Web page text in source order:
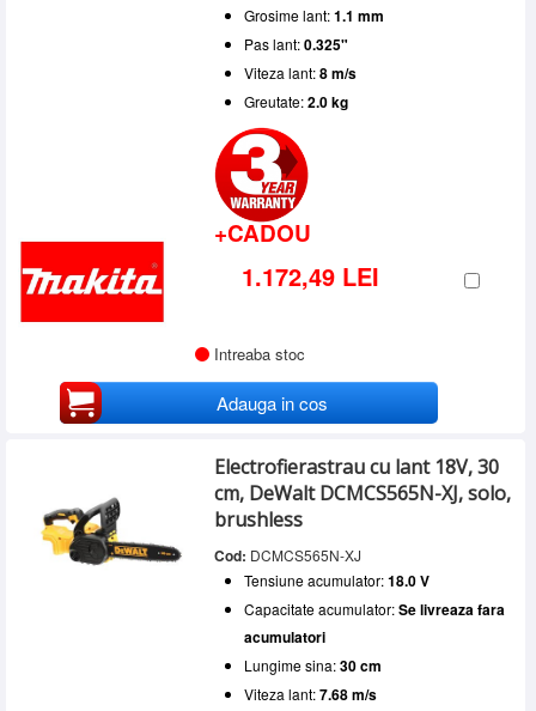
Grosime lant:1.1 mm
Pas lant:0.325"
Viteza lant:8 m/s
Greutate:2.0 kg
+CADOU
1.172,49 LEI
Intreaba stoc
Adauga in cos
Electrofierastrau cu lant 18V, 30
cm, DeWalt DCMCS565N-XJ, solo,
brushless
Cod: DCMCS565N-XJ
Tensiune acumulator:18.0 V
Capacitate acumulator:Se livreaza fara
acumulatori
Lungime sina:30 cm
Viteza lant:7.68 m/s